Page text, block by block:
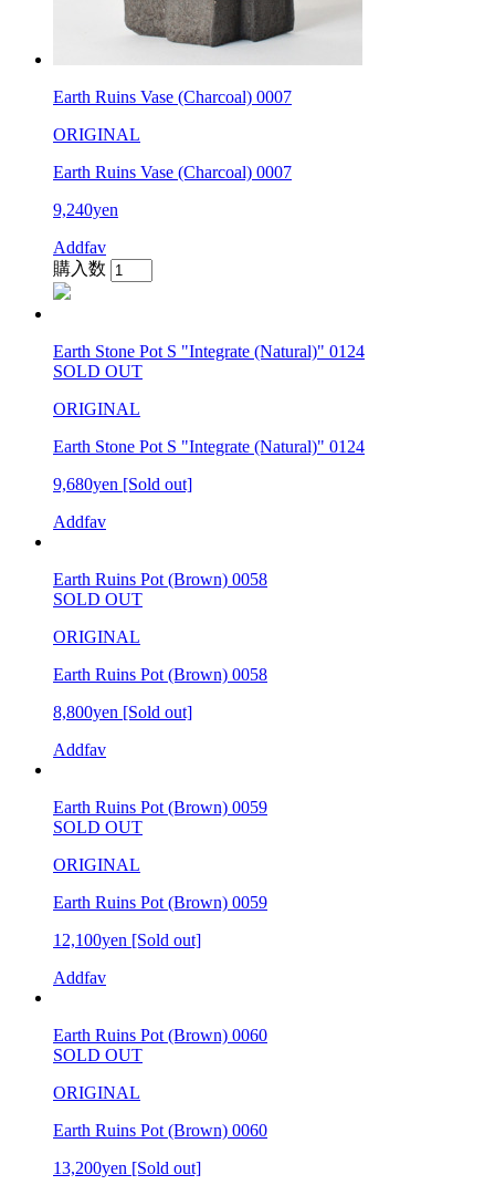
Earth Ruins Vase (Charcoal) 0007
ORIGINAL
Earth Ruins Vase (Charcoal) 0007
9,240yen
Addfav
購入数
Earth Stone Pot S "Integrate (Natural)" 0124
SOLD OUT
ORIGINAL
Earth Stone Pot S "Integrate (Natural)" 0124
9,680yen [Sold out]
Addfav
Earth Ruins Pot (Brown) 0058
SOLD OUT
ORIGINAL
Earth Ruins Pot (Brown) 0058
8,800yen [Sold out]
Addfav
Earth Ruins Pot (Brown) 0059
SOLD OUT
ORIGINAL
Earth Ruins Pot (Brown) 0059
12,100yen [Sold out]
Addfav
Earth Ruins Pot (Brown) 0060
SOLD OUT
ORIGINAL
Earth Ruins Pot (Brown) 0060
13,200yen [Sold out]